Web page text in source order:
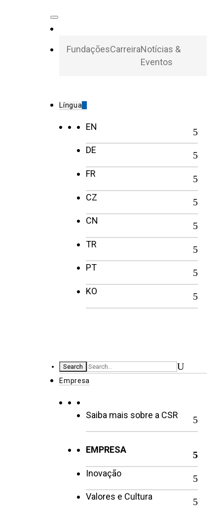
FundaçõesCarreiraNotícias &
Eventos
Língua
EN
DE
FR
CZ
CN
TR
PT
KO
Empresa
Saiba mais sobre a CSR
EMPRESA
Inovação
Valores e Cultura